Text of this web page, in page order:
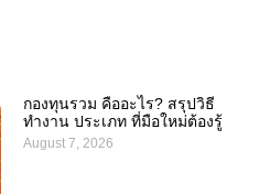
กองทุนรวม คืออะไร? สรุปวิธี
ทำงาน ประเภท ที่มือใหม่ต้องรู้
August 7, 2026